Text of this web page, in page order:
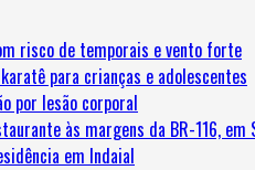
risco de temporais e vento forte
para crianças e adolescentes
por lesão corporal
às margens da BR-116, em
em Indaial